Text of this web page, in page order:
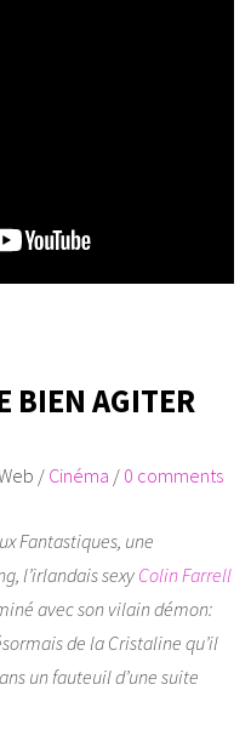
BIEN AGITER
/ Cinéma / 0 comments
Fantastiques, une
l’irlandais sexy Colin Farrell
avec son vilain démon:
de la Cristaline qu’il
un fauteuil d’une suite